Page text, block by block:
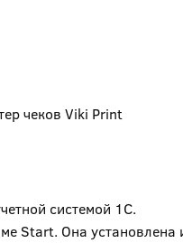
чеков Viki Print
системой 1С.
Start. Она